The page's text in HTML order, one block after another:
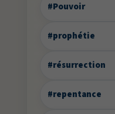
#Pouvoir
#prophétie
#résurrection
#repentance